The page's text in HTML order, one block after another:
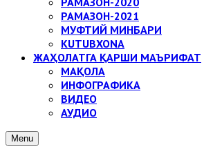
РАМАЗОН-2021
МУФТИЙ МИНБАРИ
KUTUBXONA
ЖАҲОЛАТГА ҚАРШИ МАЪРИФАТ
МАҚОЛА
ИНФОГРАФИКА
ВИДЕО
АУДИО
Menu